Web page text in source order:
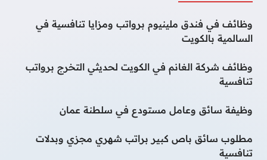
وظائف في فندق ملينيوم برواتب ومزايا تنافسية في
السالمية بالكويت
وظائف شركة الغانم في الكويت لحديثي التخرج برواتب
تنافسية
وظيفة سائق وعامل مستودع في سلطنة عمان
مطلوب سائق باص كبير براتب شهري مجزي وبدلات
تنافسية